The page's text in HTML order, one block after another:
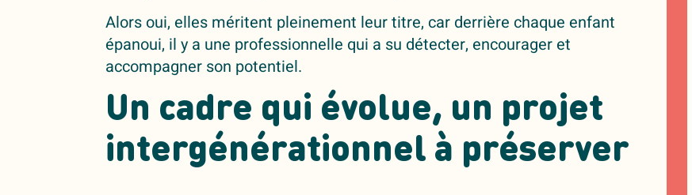
Alors oui, elles méritent pleinement leur titre, car derrière chaque enfant
épanoui, il y a une professionnelle qui a su détecter, encourager et
accompagner son potentiel.
Un cadre qui évolue, un projet
intergénérationnel à préserver